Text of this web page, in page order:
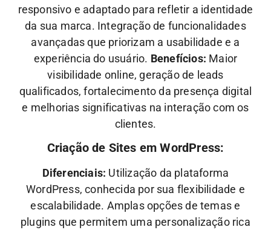
responsivo e adaptado para refletir a identidade
da sua marca. Integração de funcionalidades
avançadas que priorizam a usabilidade e a
experiência do usuário. Benefícios: Maior
visibilidade online, geração de leads
qualificados, fortalecimento da presença digital
e melhorias significativas na interação com os
clientes.
Criação de Sites em WordPress:
Diferenciais: Utilização da plataforma
WordPress, conhecida por sua flexibilidade e
escalabilidade. Amplas opções de temas e
plugins que permitem uma personalização rica